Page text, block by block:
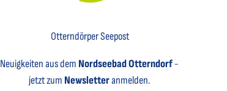
Otterndörper Seepost
Neuigkeiten aus dem Nordseebad Otterndorf-
jetzt zum Newsletteranmelden.